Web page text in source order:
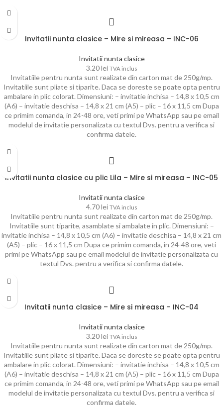
Invitatii nunta clasice – Mire si mireasa – INC-06
Invitatii nunta clasice
3.20lei TVA inclus
Invitatiile pentru nunta sunt realizate din carton mat de 250g/mp.
Invitatiile sunt pliate si tiparite. Daca se doreste se poate opta pentru
ambalare in plic colorat. Dimensiuni: – invitatie inchisa – 14,8 x 10,5 cm
(A6) – invitatie deschisa – 14,8 x 21 cm (A5) – plic – 16 x 11,5 cm Dupa
ce primim comanda, in 24-48 ore, veti primi pe WhatsApp sau pe email
modelul de invitatie personalizata cu textul Dvs. pentru a verifica si
confirma datele.
Invitatii nunta clasice cu plic Lila – Mire si mireasa – INC-05
Invitatii nunta clasice
4.70lei TVA inclus
Invitatiile pentru nunta sunt realizate din carton mat de 250g/mp.
Invitatiile sunt tiparite, asamblate si ambalate in plic. Dimensiuni: –
invitatie inchisa – 14,8 x 10,5 cm (A6) – invitatie deschisa – 14,8 x 21 cm
(A5) – plic – 16 x 11,5 cm Dupa ce primim comanda, in 24-48 ore, veti
primi pe WhatsApp sau pe email modelul de invitatie personalizata cu
textul Dvs. pentru a verifica si confirma datele.
Invitatii nunta clasice – Mire si mireasa – INC-04
Invitatii nunta clasice
3.20lei TVA inclus
Invitatiile pentru nunta sunt realizate din carton mat de 250g/mp.
Invitatiile sunt pliate si tiparite. Daca se doreste se poate opta pentru
ambalare in plic colorat. Dimensiuni: – invitatie inchisa – 14,8 x 10,5 cm
(A6) – invitatie deschisa – 14,8 x 21 cm (A5) – plic – 16 x 11,5 cm Dupa
ce primim comanda, in 24-48 ore, veti primi pe WhatsApp sau pe email
modelul de invitatie personalizata cu textul Dvs. pentru a verifica si
confirma datele.